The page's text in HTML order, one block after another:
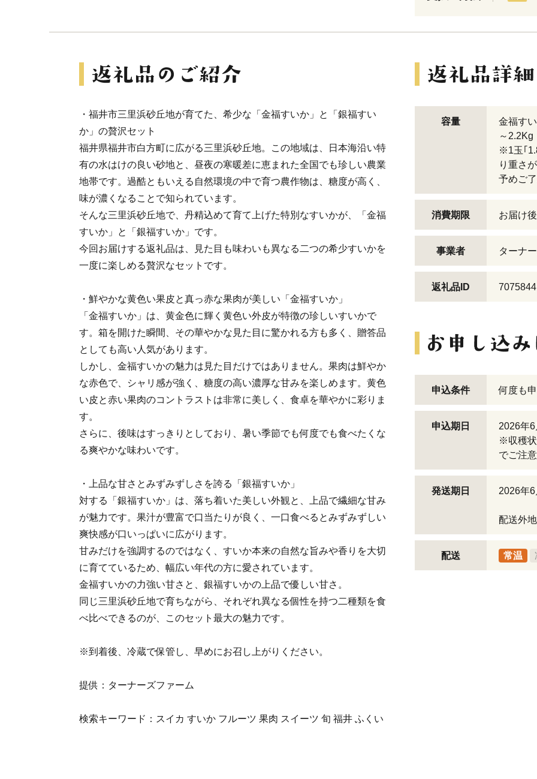
・福井市三里浜砂丘地が育てた、希少な「金福すいか」と「銀福すい
か」の贅沢セット
福井県福井市白方町に広がる三里浜砂丘地。この地域は、日本海沿い特
有の水はけの良い砂地と、昼夜の寒暖差に恵まれた全国でも珍しい農業
地帯です。過酷ともいえる自然環境の中で育つ農作物は、糖度が高く、
味が濃くなることで知られています。
そんな三里浜砂丘地で、丹精込めて育て上げた特別なすいかが、「金福
すいか」と「銀福すいか」です。
今回お届けする返礼品は、見た目も味わいも異なる二つの希少すいかを
一度に楽しめる贅沢なセットです。
・鮮やかな黄色い果皮と真っ赤な果肉が美しい「金福すいか」
「金福すいか」は、黄金色に輝く黄色い外皮が特徴の珍しいすいかで
す。箱を開けた瞬間、その華やかな見た目に驚かれる方も多く、贈答品
としても高い人気があります。
しかし、金福すいかの魅力は見た目だけではありません。果肉は鮮やか
な赤色で、シャリ感が強く、糖度の高い濃厚な甘みを楽しめます。黄色
い皮と赤い果肉のコントラストは非常に美しく、食卓を華やかに彩りま
す。
さらに、後味はすっきりとしており、暑い季節でも何度でも食べたくな
る爽やかな味わいです。
・上品な甘さとみずみずしさを誇る「銀福すいか」
対する「銀福すいか」は、落ち着いた美しい外観と、上品で繊細な甘み
が魅力です。果汁が豊富で口当たりが良く、一口食べるとみずみずしい
爽快感が口いっぱいに広がります。
甘みだけを強調するのではなく、すいか本来の自然な旨みや香りを大切
に育てているため、幅広い年代の方に愛されています。
金福すいかの力強い甘さと、銀福すいかの上品で優しい甘さ。
同じ三里浜砂丘地で育ちながら、それぞれ異なる個性を持つ二種類を食
べ比べできるのが、このセット最大の魅力です。
※到着後、冷蔵で保管し、早めにお召し上がりください。
提供：ターナーズファーム
検索キーワード：スイカ すいか フルーツ 果肉 スイーツ 旬 福井 ふくい
容量
金福す
～
※1玉｢
り重さ
予めご
消費期限 お届け
事業者 ターナ
返礼品ID 7075844
申込条件 何度も
申込期日
2026年
※収穫状
でご注
発送期日 2026年
配送外
配送 常温